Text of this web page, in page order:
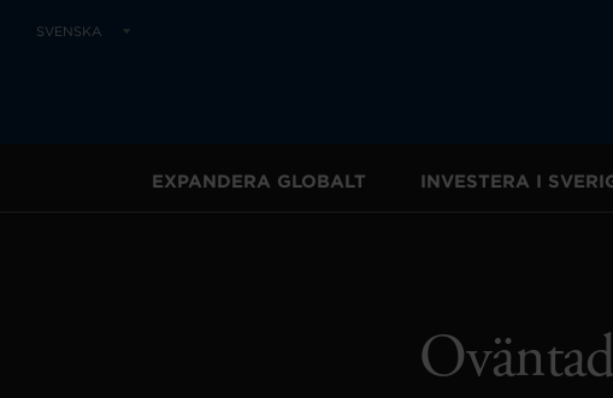
SVENSKA
EXPANDERA GLOBALT INVESTERA I